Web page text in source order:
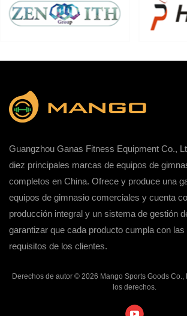
Guangzhou Ganas Fitness Equipment Co.,
diez principales marcas de equipos de
completos en China. Ofrece y produce una
equipos de gimnasio comerciales y cuenta
producción integral y un sistema de gestión
garantizar que cada producto cumpla con
requisitos de los clientes.
Derechos de autor © 2026 Mango Sports Goods Co.,
los derechos.